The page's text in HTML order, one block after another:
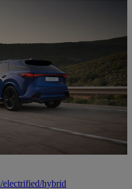
electrified/hybrid